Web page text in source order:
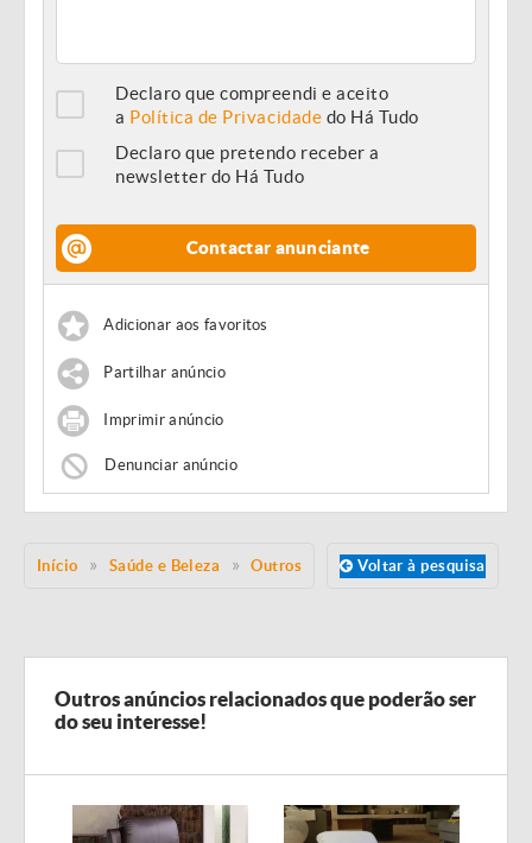
Declaro que compreendi e aceito
a Política de Privacidade do Há Tudo
Declaro que pretendo receber a
newsletter do Há Tudo
Contactar anunciante
Adicionar aos favoritos
Partilhar anúncio
Imprimir anúncio
Denunciar anúncio
Início Saúde e Beleza Outros Voltar à pesquisa
Outros anúncios relacionados que poderão ser
do seu interesse!